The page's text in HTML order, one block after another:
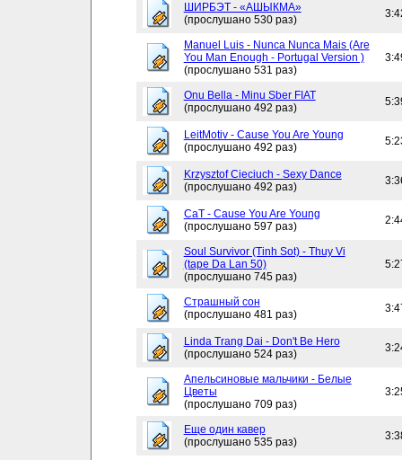
ШИРБЭТ - «АШЫКМА»
(прослушано 530 раз)
Manuel Luis - Nunca Nunca Mais (Are
You Man Enough - Portugal Version )
(прослушано 531 раз)
Onu Bella - Minu Sber FIAT
(прослушано 492 раз)
LeitMotiv - Cause You Are Young
(прослушано 492 раз)
Krzysztof Cieciuch - Sexy Dance
(прослушано 492 раз)
CaT - Cause You Are Young
(прослушано 597 раз)
Soul Survivor (Tinh Sot) - Thuy Vi
(tape Da Lan 50)
(прослушано 745 раз)
Страшный сон
(прослушано 481 раз)
Linda Trang Dai - Don't Be Hero
(прослушано 524 раз)
Апельсиновые мальчики - Белые
Цветы
(прослушано 709 раз)
Еще один кавер
(прослушано 535 раз)